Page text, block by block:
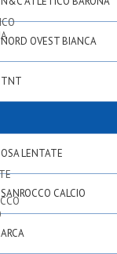
NORD OVEST BIANCA
TNT
OSA LENTATE
SANROCCO CALCIO
ARCA